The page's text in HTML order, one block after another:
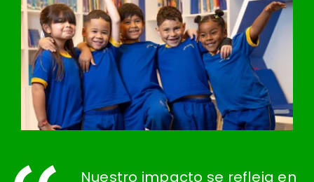
Nuestro impacto se refleja en